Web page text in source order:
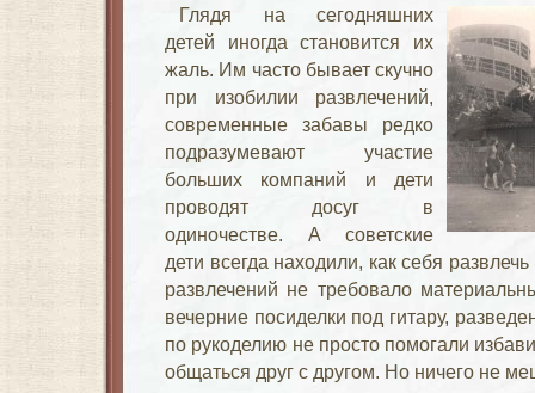
Глядя на сегодняшних
детей иногда становится их
жаль. Им часто бывает скучно
при изобилии развлечений,
современные забавы редко
подразумевают участие
больших компаний и дети
проводят досуг в
одиночестве. А советские
дети всегда находили, как себя
развлечений не требовало
вечерние посиделки под гитару,
по рукоделию не просто помогали
общаться друг с другом. Но ничего не